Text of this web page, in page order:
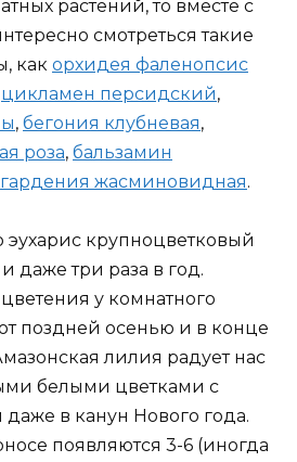
растений, то вместе с
смотреться такие
как орхидея фаленопсис
цикламен персидский,
, бегония клубневая,
роза, бальзамин
гардения жасминовидная.
эухарис крупноцветковый
даже три раза в год.
у комнатного
поздней осенью и в конце
лилия радует нас
белыми цветками с
в канун Нового года.
появляются 3-6 (иногда